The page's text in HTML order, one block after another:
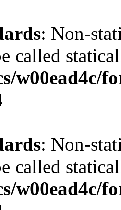
: Non-
called
w00ead4c/
: Non-
called
w00ead4c/